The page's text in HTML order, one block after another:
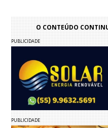
O CONTEÚDO
PUBLICIDADE
PUBLICIDADE